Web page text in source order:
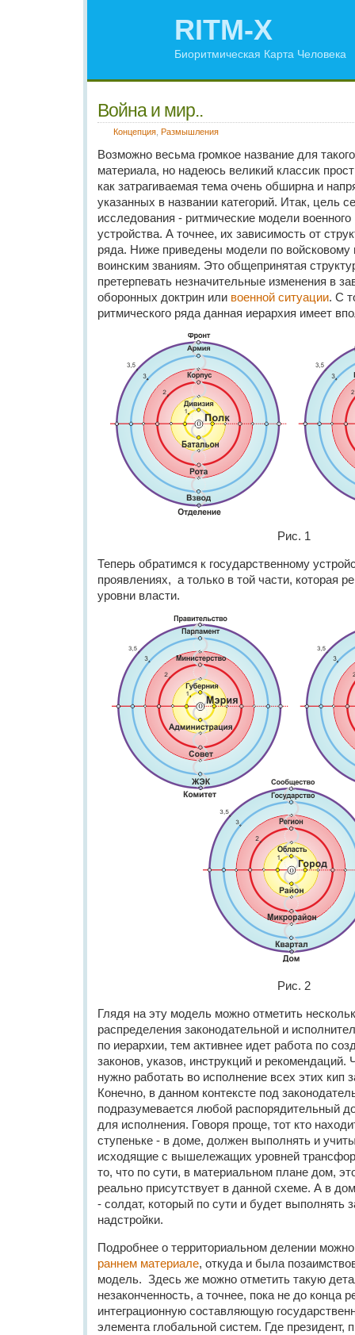
RITM-X
Биоритмическая Карта Человека
Война и мир..
Концепция Размышления
Возможно весьма громкое название для
материала, но надеюсь великий классик
как затрагиваемая тема очень обширна и
указанных в названии категорий. Итак, цель
исследования - ритмические модели военного
устройства. А точнее, их зависимость от
ряда. Ниже приведены модели по войсковому
воинским званиям. Это общепринятая
претерпевать незначительные изменения в
оборонных доктрин или военной ситуации. С
ритмического ряда данная иерархия имеет
Рис. 1
Теперь обратимся к государственному
проявлениях, а только в той части, которая
уровни власти.
Рис. 2
Глядя на эту модель можно отметить
распределения законодательной и
по иерархии, тем активнее идет работа по
законов, указов, инструкций и
нужно работать во исполнение всех этих кип
Конечно, в данном контексте под
подразумевается любой распорядительный
для исполнения. Говоря проще, тот кто
ступеньке - в доме, должен выполнять и
исходящие с вышележащих уровней
то, что по сути, в материальном плане дом,
реально присутствует в данной схеме. А в
- солдат, который по сути и будет выполнять
надстройки.
Подробнее о территориальном делении
раннем материале, откуда и была
модель. Здесь же можно отметить такую
незаконченность, а точнее, пока не до конца
интеграционную составляющую
элемента глобальной систем. Где президент,